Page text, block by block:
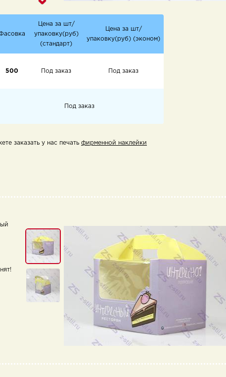
Цена за шт/
упаковку(руб)
(стандарт)
Цена за шт/
упаковку(руб) (эконом)
500 Под заказ Под заказ
Под заказ
заказать у нас печать фирменной наклейки